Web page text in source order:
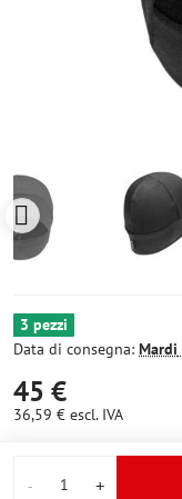
3 pezzi
Data di consegna: Mardi
45 €
36,59 € escl. IVA